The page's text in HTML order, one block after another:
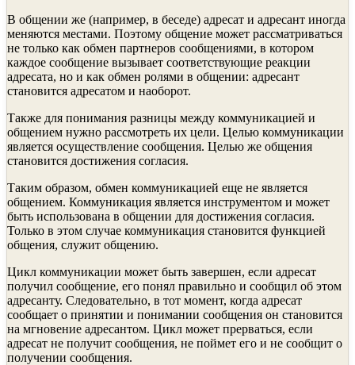
В общении же (например, в беседе) адресат и адресант иногда
меня­ются местами. Поэтому общение может рассматриваться
не только как обмен партнеров сообщениями, в котором
каждое сообщение вы­зывает соответствующие реакции
адресата, но и как обмен ролями в общении: адресант
становится адресатом и наоборот.
Также для понимания разницы между коммуникацией и
общением нужно рассмотреть их цели. Це­лью коммуникации
является осуществление сообщения. Целью же общения
становится достижения согласия.
Таким образом, обмен коммуникацией еще не является
общением. Коммуникация является инструментом и может
быть использована в общении для достижения согласия.
Только в этом случае коммуникация стано­вится функцией
общения, служит общению.
Цикл коммуникации может быть завершен, если адресат
получил сообщение, его понял правильно и сообщил об этом
адре­санту. Следовательно, в тот момент, когда адресат
сообщает о при­нятии и понимании сообщения он становится
на мгновение адре­сантом. Цикл может прерваться, если
адресат не получит сообще­ния, не поймет его и не сообщит о
получении сообщения.